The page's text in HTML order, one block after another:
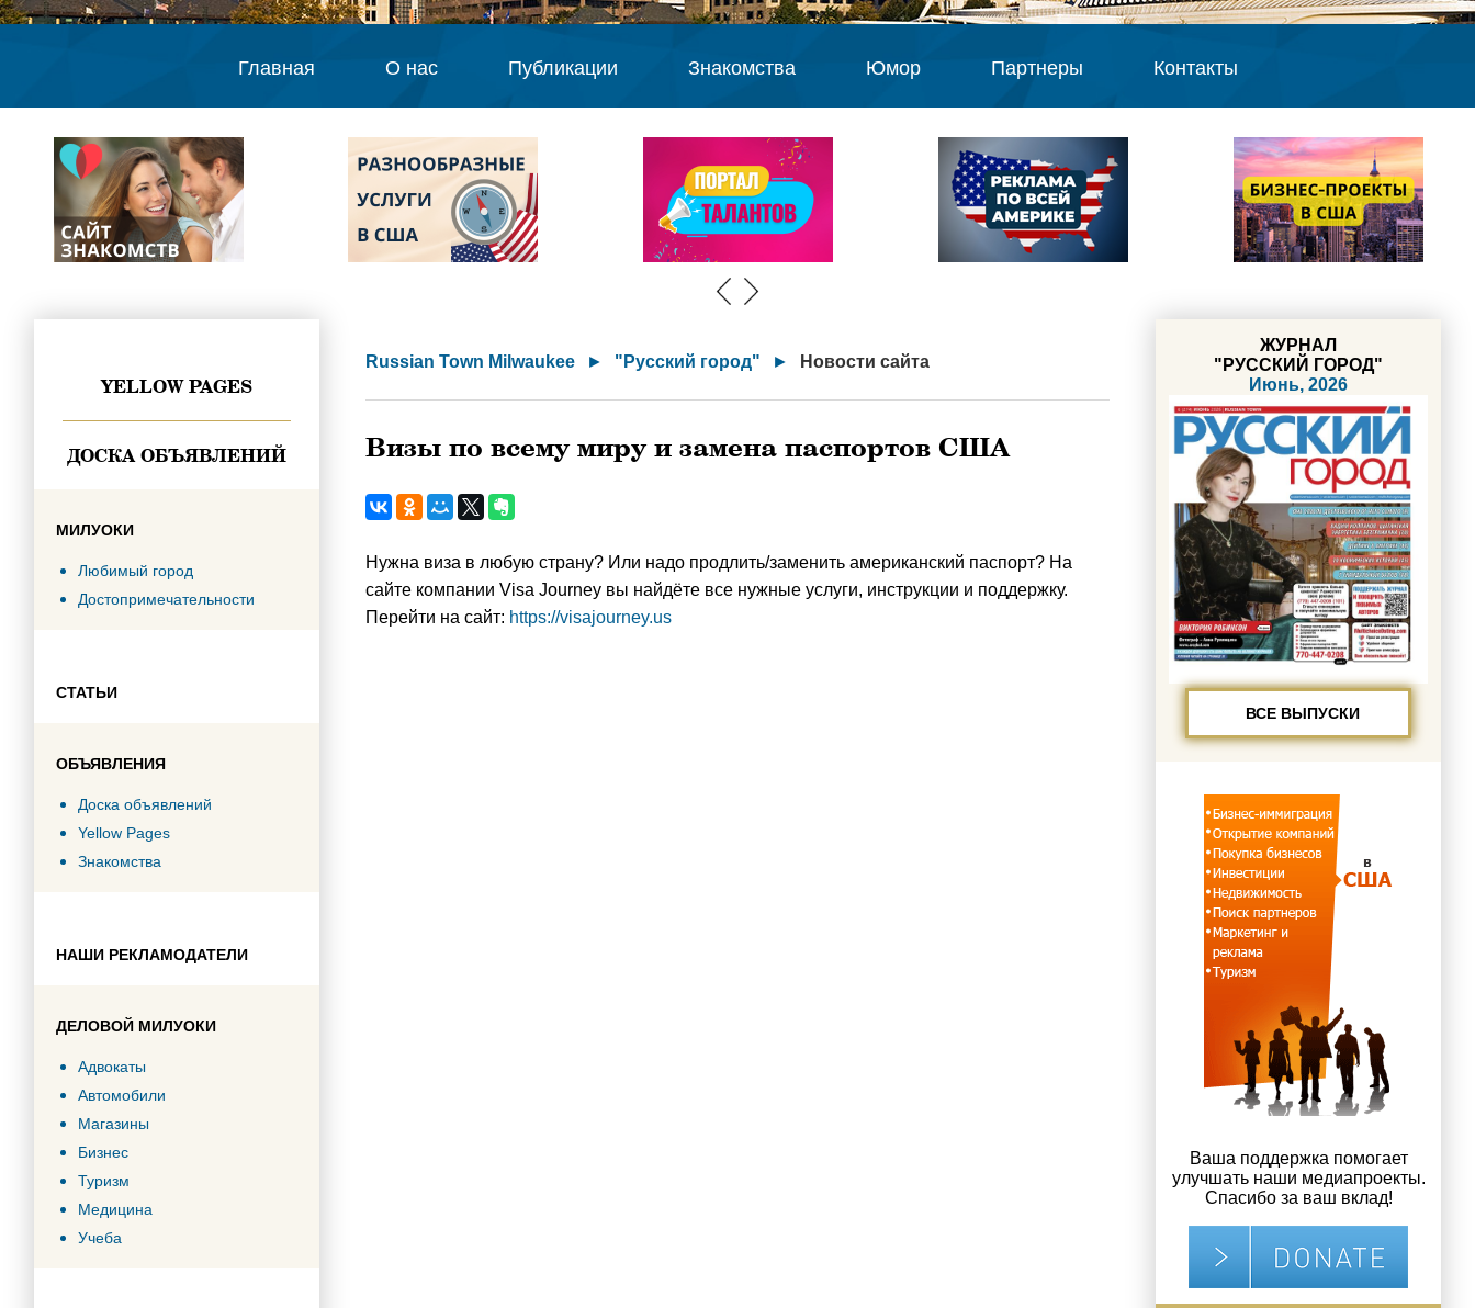
Главная О нас Публикации Знакомства Юмор Партнеры Контакты
YELLOW PAGES
ДОСКА ОБЪЯВЛЕНИЙ
МИЛУОКИ
Любимый город
Достопримечательности
СТАТЬИ
ОБЪЯВЛЕНИЯ
Доска объявлений
Yellow Pages
Знакомства
НАШИ РЕКЛАМОДАТЕЛИ
ДЕЛОВОЙ МИЛУОКИ
Адвокаты
Автомобили
Магазины
Бизнес
Туризм
Медицина
Учеба
Russian Town Milwaukee ► "Русский город" ► Новости сайта
Визы по всему миру и замена паспортов США
Нужна виза в любую страну? Или надо продлить/заменить американский паспорт? На
сайте компании Visa Journey вы найдёте все нужные услуги, инструкции и поддержку.
Перейти на сайт: https://visajourney.us
ЖУРНАЛ
"РУССКИЙ ГОРОД"
Июнь, 2026
ВСЕ ВЫПУСКИ
Ваша поддержка помогает
улучшать наши медиапроекты.
Спасибо за ваш вклад!